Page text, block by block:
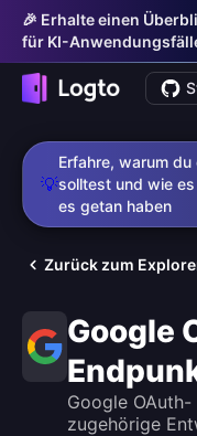
🎉 Erhalte einen
für KI-
💡
Erfahre, warum
solltest und wie
es getan haben
Zurück zum
Google
Google
zugehörige